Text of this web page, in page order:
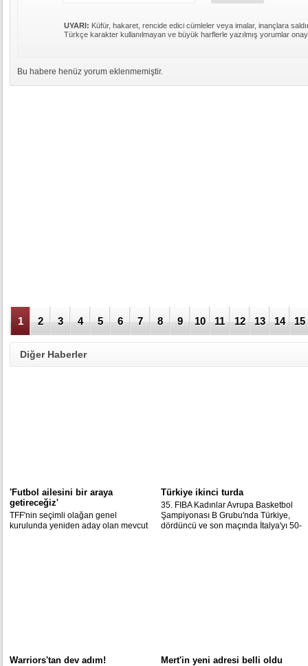
UYARI: Küfür, hakaret, rencide edici cümleler veya imalar, inançlara
Türkçe karakter kullanılmayan ve büyük harflerle yazılmış yorumlar
Bu habere henüz yorum eklenmemiştir.
1 2 3 4 5 6 7 8 9 10 11 12 13 14 15
Diğer Haberler
'Futbol ailesini bir araya
getireceğiz'
TFF'nin seçimli olağan genel
kurulunda yeniden aday olan mevcut
Türkiye ikinci turda
35. FIBA Kadınlar Avrupa Basketbol
Şampiyonası B Grubu'nda Türkiye,
dördüncü ve son maçında İtalya'yı 50-
Warriors'tan dev adım! Mert'in yeni adresi belli oldu